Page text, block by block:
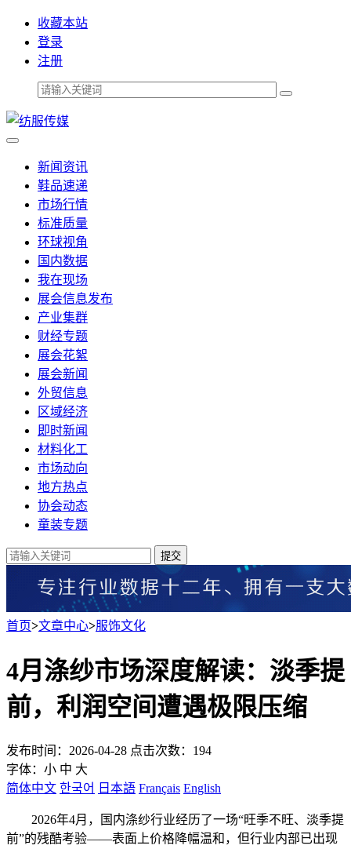
收藏本站
登录
注册
新闻资讯
鞋品速递
市场行情
标准质量
环球视角
国内数据
我在现场
展会信息发布
产业集群
财经专题
展会花絮
展会新闻
外贸信息
区域经济
即时新闻
材料化工
市场动向
地方热点
协会动态
童装专题
提交
首页>文章中心>服饰文化
4月涤纱市场深度解读：淡季提
前，利润空间遭遇极限压缩
发布时间：2026-04-28 点击次数：194
字体： 小 中 大
简体中文 한국어 日本語 Français English
2026年4月，国内涤纱行业经历了一场“旺季不旺、淡季提
前”的残酷考验——表面上价格降幅温和，但行业内部已出现